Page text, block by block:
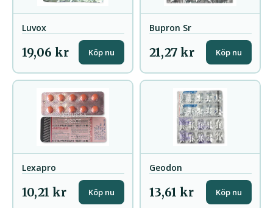
Luvox
19,06 kr Köp nu
Bupron Sr
21,27 kr Köp nu
Lexapro
10,21 kr Köp nu
Geodon
13,61 kr Köp nu